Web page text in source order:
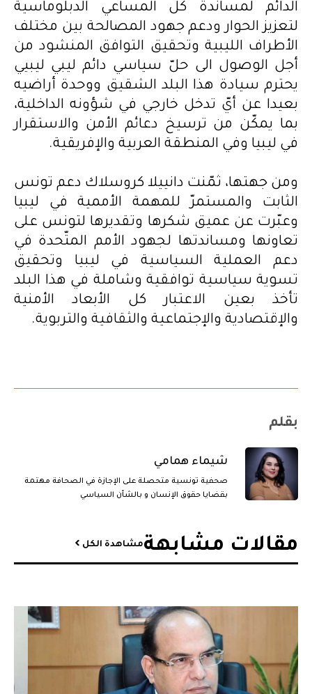
الدائم لمساندة كل المساعي الدبلوماسية
لتعزيز الحوار ودعم جهود المصالحة بين مختلف
الأطراف الليبية وتحقيق التوافق المنشود من
أجل الوصول الى حلّ سياسي دائم ليبي ليبيي
يحترم سيادة هذا البلد الشقيق ووحدة أراضيه
بعيدا عن أيّ تدخل خارجي في شؤونه الداخلية،
بما يمكّن من ترسيخ دعائم الأمن والاستقرار
في ليبيا وفي المنطقة العربية والإفريقية.
ومن جهتها، ثمّنت دانييلا كروسلاك دعم تونس
الثابت والمستمرّ للمهمة الأممية في ليبيا
وعبّرت عن عميق شكرها وتقديرها لتونس على
تعاونها ومساندتها لجهود الأمم المتّحدة في
دعم العملية السياسية في ليبيا وتحقيق
تسوية سياسية توافقية وشاملة في هذا البلد
تأخذ بعين الاعتبار كل الأبعاد الأمنية
والإقتصادية والإجتماعية والثقافية والتربوية.
بقلم
شيماء همامي
صحفية تونسية متحصلة على الإجازة في الصحافة مهتمة
بقضايا حقوق الإنسان و بالشأن السياسي
مقالات مشابهة​مشاهدة الكل